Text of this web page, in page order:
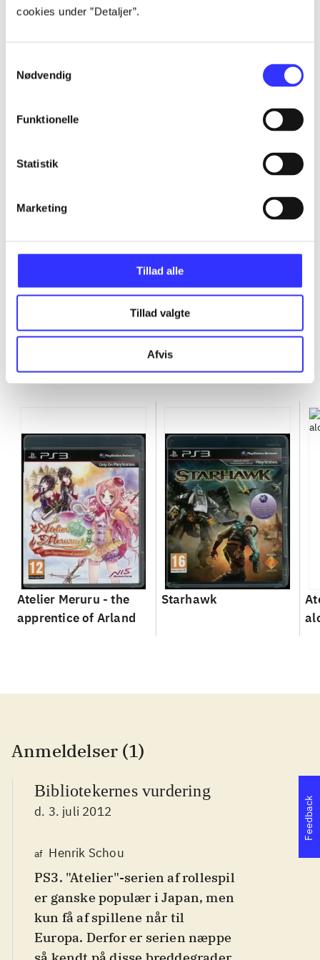
cookies under ”Detaljer”.
Nødvendig
Funktionelle
Statistik
Marketing
Tillad alle
Tillad valgte
Afvis
Artikler
...
...
...
Minder om
Atelier Meruru - the
apprentice of Arland
Starhawk
Anmeldelser (1)
Bibliotekernes vurdering
d. 3. juli 2012
af Henrik Schou
PS3. "Atelier"-serien af rollespil
er ganske populær i Japan, men
kun få af spillene når til
Europa. Derfor er serien næppe
Feedback